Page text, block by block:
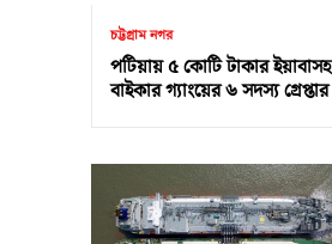
চট্টগ্রাম নগর
পটিয়ায় ৫ কোটি টাকার ইয়াবাসহ
বাইকার গ্যাংয়ের ৬ সদস্য গ্রেপ্তার